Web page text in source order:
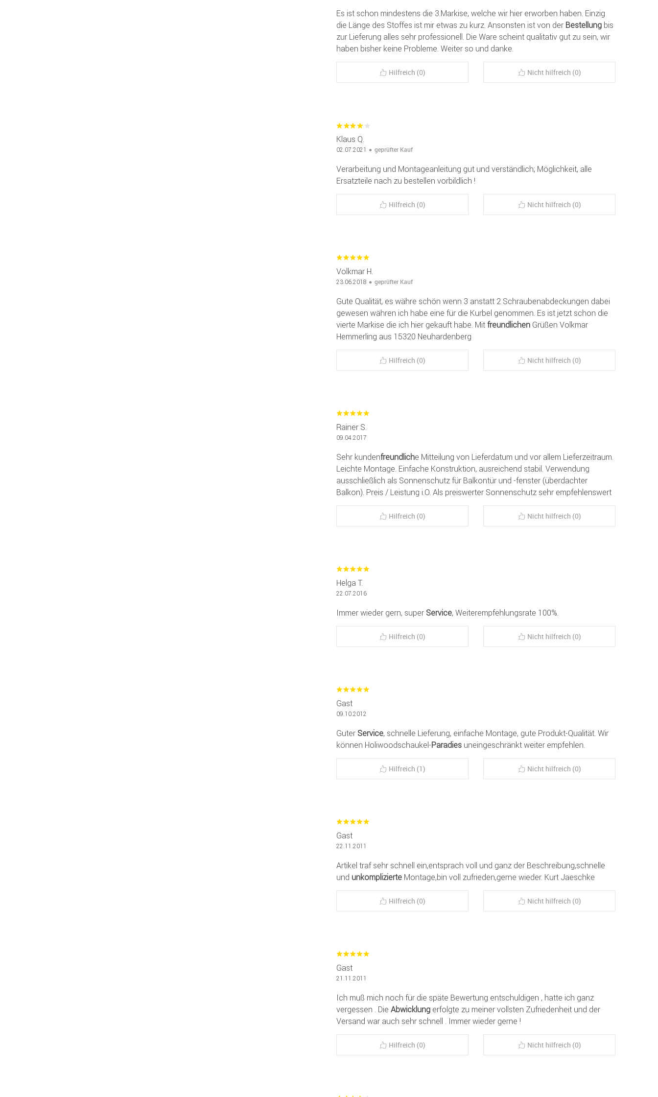
Es ist schon mindestens die 3.Markise, welche wir hier erworben haben. Einzig
die Länge des Stoffes ist mir etwas zu kurz. Ansonsten ist von der Bestellung bis
zur Lieferung alles sehr professionell. Die Ware scheint qualitativ gut zu sein, wir
haben bisher keine Probleme. Weiter so und danke.
Hilfreich (0) Nicht hilfreich (0)
Klaus Q.
02.07.2021 geprüfter Kauf
Verarbeitung und Montageanleitung gut und verständlich; Möglichkeit, alle
Ersatzteile nach zu bestellen vorbildlich !
Hilfreich (0) Nicht hilfreich (0)
Volkmar H.
23.06.2018 geprüfter Kauf
Gute Qualität, es währe schön wenn 3 anstatt 2 Schraubenabdeckungen dabei
gewesen währen ich habe eine für die Kurbel genommen. Es ist jetzt schon die
vierte Markise die ich hier gekauft habe. Mit freundlichen Grüßen Volkmar
Hemmerling aus 15320 Neuhardenberg
Hilfreich (0) Nicht hilfreich (0)
Rainer S.
09.04.2017
Sehr kundenfreundliche Mitteilung von Lieferdatum und vor allem Lieferzeitraum.
Leichte Montage. Einfache Konstruktion, ausreichend stabil. Verwendung
ausschließlich als Sonnenschutz für Balkontür und -fenster (überdachter
Balkon). Preis / Leistung i.O. Als preiswerter Sonnenschutz sehr empfehlenswert
Hilfreich (0) Nicht hilfreich (0)
Helga T.
22.07.2016
Immer wieder gern, super Service, Weiterempfehlungsrate 100%.
Hilfreich (0) Nicht hilfreich (0)
Gast
09.10.2012
Guter Service, schnelle Lieferung, einfache Montage, gute Produkt-Qualität. Wir
können Holiwoodschaukel-Paradies uneingeschränkt weiter empfehlen.
Hilfreich (1) Nicht hilfreich (0)
Gast
22.11.2011
Artikel traf sehr schnell ein,entsprach voll und ganz der Beschreibung,schnelle
und unkomplizierte Montage,bin voll zufrieden,gerne wieder. Kurt Jaeschke
Hilfreich (0) Nicht hilfreich (0)
Gast
21.11.2011
Ich muß mich noch für die späte Bewertung entschuldigen , hatte ich ganz
vergessen . Die Abwicklung erfolgte zu meiner vollsten Zufriedenheit und der
Versand war auch sehr schnell . Immer wieder gerne !
Hilfreich (0) Nicht hilfreich (0)